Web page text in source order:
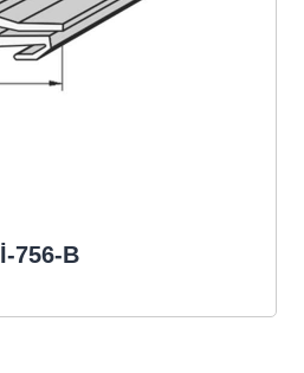
İ-756-B